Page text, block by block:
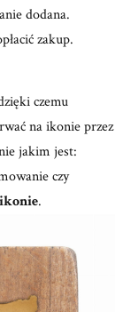
dodana.
zakup.
czemu
na ikonie przez
jakim jest:
czy
.